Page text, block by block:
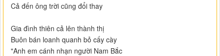
Cả đến ông trời cũng đổi thay
Gia đình thiên cả lên thành thị
Buôn bán loanh quanh bỏ cấy cày
"Anh em cánh nhạn người Nam Bắc